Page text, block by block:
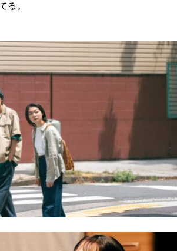
る。